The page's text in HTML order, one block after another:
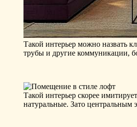
Такой интерьер можно назвать
трубы и другие коммуникации,
Такой интерьер скорее
натуральные. Зато центральным